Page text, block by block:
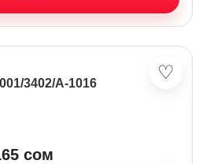
♡
3402/А-1016
сом